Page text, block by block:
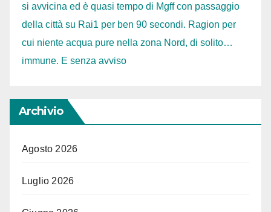
si avvicina ed è quasi tempo di Mgff con passaggio
della città su Rai1 per ben 90 secondi. Ragion per
cui niente acqua pure nella zona Nord, di solito…
immune. E senza avviso
Archivio
Agosto 2026
Luglio 2026